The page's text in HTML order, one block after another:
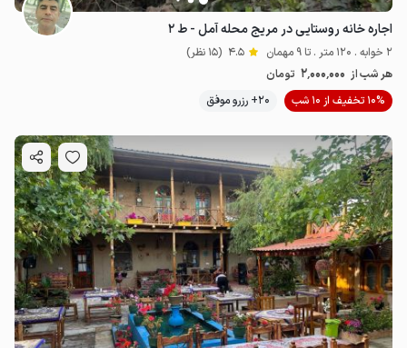
اجاره خانه روستایی در مریج محله آمل - ط ۲
2 خوابه . 120 متر . تا 9 مهمان 4.5 (15 نظر)
هر شب از 2٬000٬000 تومان
10% تخفیف از 10 شب
20+ رزرو موفق